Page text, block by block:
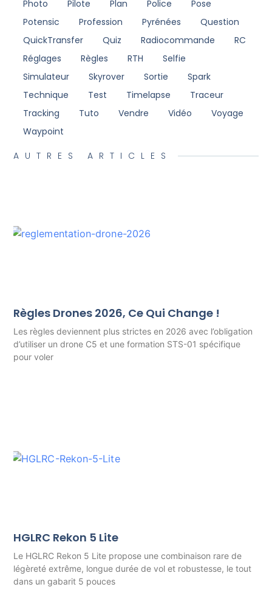
Photo Pilote Plan Police
Pose
Potensic
Profession Pyrénées
Question
QuickTransfer
Quiz Radiocommande
RC
Réglages
Règles RTH
Selfie
Simulateur
Skyrover Sortie
Spark
Technique
Test Timelapse
Traceur
Tracking
Tuto Vendre Vidéo
Voyage
Waypoint
AUTRES ARTICLES
Règles Drones 2026, Ce Qui Change !
Les règles deviennent plus strictes en 2026 avec l’obligation
d’utiliser un drone C5 et une formation STS-01 spécifique
pour voler
HGLRC Rekon 5 Lite
Le HGLRC Rekon 5 Lite propose une combinaison rare de
légèreté extrême, longue durée de vol et robustesse, le tout
dans un gabarit 5 pouces